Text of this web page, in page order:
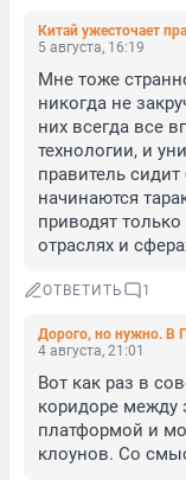
Китай ужесточает
5 августа, 16:19
Мне тоже
никогда не
них всегда все
технологии, и
правитель
начинаются
приводят
отраслях и
ОТВЕТИТЬ 1
4 августа, 21:01
Вот как раз в
коридоре между
платформой и
клоунов. Со